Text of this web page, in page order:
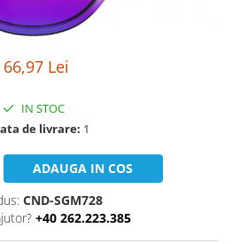
66,97 Lei
IN STOC
de livrare: 1
ADAUGA IN COS
CND-SGM728
+40 262.223.385